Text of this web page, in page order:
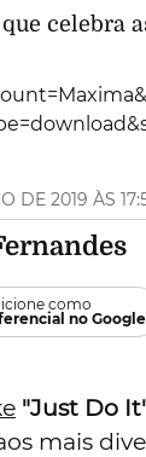
celebra
DE 2019 ÀS
como
no Google
"Just Do
mais